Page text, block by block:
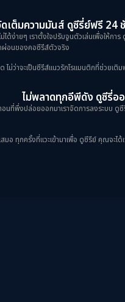
เต็มความมันส์ ดูซีรี่ย์ฟรี 24
ได้ง่ายๆ เราตั้งใจปรับจูนตัวเล่นเพื่อ
ผ่อนของคอซีรีส์ตัวจริง
ม่ว่าจะเป็นซีรีส์แนวรักโรแมนติกที่ช่วย
ไม่พลาดทุกอีพีดัง ดูซีรี่อ
พึ่งปล่อยออกมาเราจัดการลงระบบ ดูซี
ทุกครั้งที่แวะเข้ามาเพื่อ ดูซีรีย์ คุณจะ